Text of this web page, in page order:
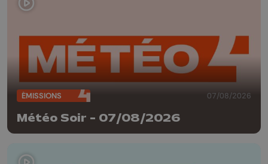
ÉMISSIONS 07/08/2026
Météo Soir - 07/08/2026